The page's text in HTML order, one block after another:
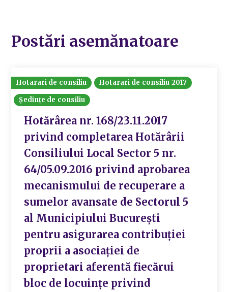
Postări asemănatoare
Hotarari de consiliu
Hotarari de consiliu 2017
Ședințe de consiliu
Hotărârea nr. 168/23.11.2017
privind completarea Hotărârii
Consiliului Local Sector 5 nr.
64/05.09.2016 privind aprobarea
mecanismului de recuperare a
sumelor avansate de Sectorul 5
al Municipiului București
pentru asigurarea contribuției
proprii a asociației de
proprietari aferentă fiecărui
bloc de locuințe privind